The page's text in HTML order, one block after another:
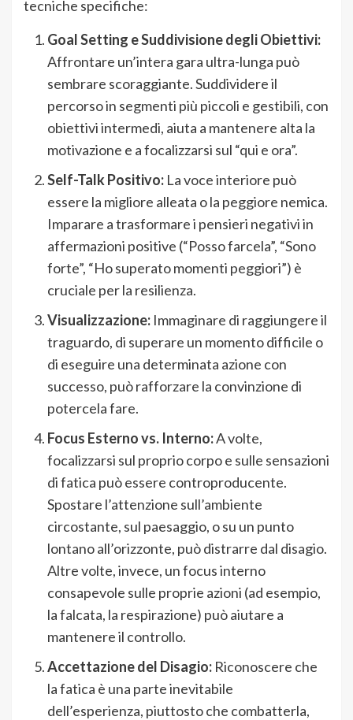
tecniche specifiche:
Goal Setting e Suddivisione degli Obiettivi:
Affrontare un’intera gara ultra-lunga può
sembrare scoraggiante. Suddividere il
percorso in segmenti più piccoli e gestibili, con
obiettivi intermedi, aiuta a mantenere alta la
motivazione e a focalizzarsi sul “qui e ora”.
Self-Talk Positivo: La voce interiore può
essere la migliore alleata o la peggiore nemica.
Imparare a trasformare i pensieri negativi in
affermazioni positive (“Posso farcela”, “Sono
forte”, “Ho superato momenti peggiori”) è
cruciale per la resilienza.
Visualizzazione: Immaginare di raggiungere il
traguardo, di superare un momento difficile o
di eseguire una determinata azione con
successo, può rafforzare la convinzione di
potercela fare.
Focus Esterno vs. Interno:A volte,
focalizzarsi sul proprio corpo e sulle sensazioni
di fatica può essere controproducente.
Spostare l’attenzione sull’ambiente
circostante, sul paesaggio, o su un punto
lontano all’orizzonte, può distrarre dal disagio.
Altre volte, invece, un focus interno
consapevole sulle proprie azioni (ad esempio,
la falcata, la respirazione) può aiutare a
mantenere il controllo.
Accettazione del Disagio: Riconoscere che
la fatica è una parte inevitabile
dell’esperienza, piuttosto che combatterla,